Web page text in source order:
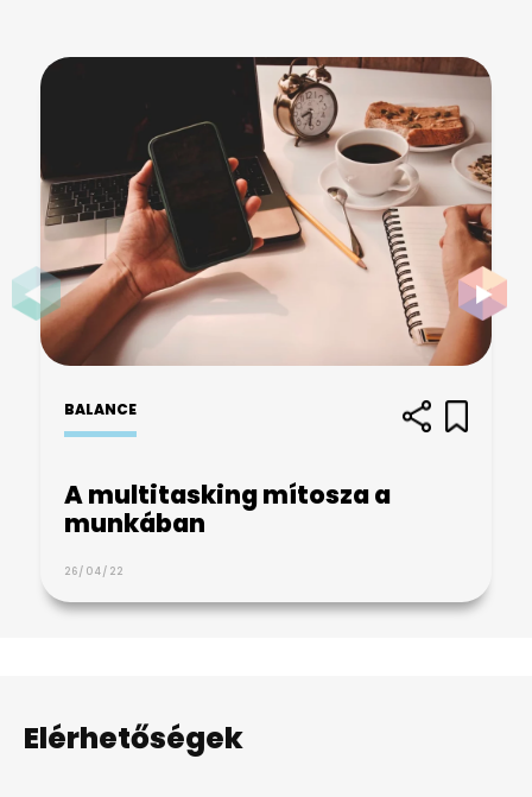
BALANCE
A multitasking mítosza a
munkában
26/04/22
Elérhetőségek